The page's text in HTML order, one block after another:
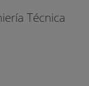
Técnica